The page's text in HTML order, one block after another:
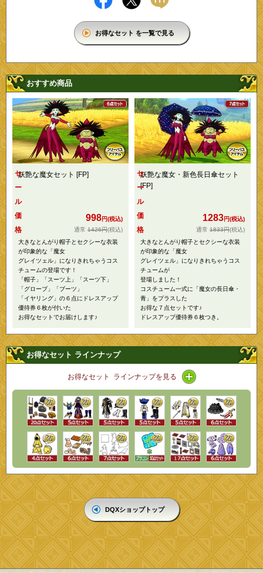
お得なセット を一覧で見る
おすすめ商品
妖艶な魔女セット [FP]
セ
ー
ル
価
格
998円(税込)
1426円(税込)
大きなとんがり帽子とセクシーな衣装
が印象的な「魔女
グレイツェル」になりきれちゃうコス
チュームの登場です！
「帽子」「スーツ上」「スーツ下」
「グローブ」「ブーツ」
「イヤリング」の６点にドレスアップ
優待券６枚が付いた
お得なセットでお届けします♪
妖艶な魔女・新色長日傘セット
[FP]
セ
ー
ル
価
格
1283円(税込)
1833円(税込)
大きなとんがり帽子とセクシーな衣装
が印象的な「魔女
グレイツェル」になりきれちゃうコス
チュームが
登場しました！
コスチューム一式に「魔女の長日傘・
青」をプラスした
お得な７点セットです♪
ドレスアップ優待券６枚つき。
お得なセット ラインナップ
お得なセット ラインナップを見る アイコン / ラインナ
DQXショップトップ